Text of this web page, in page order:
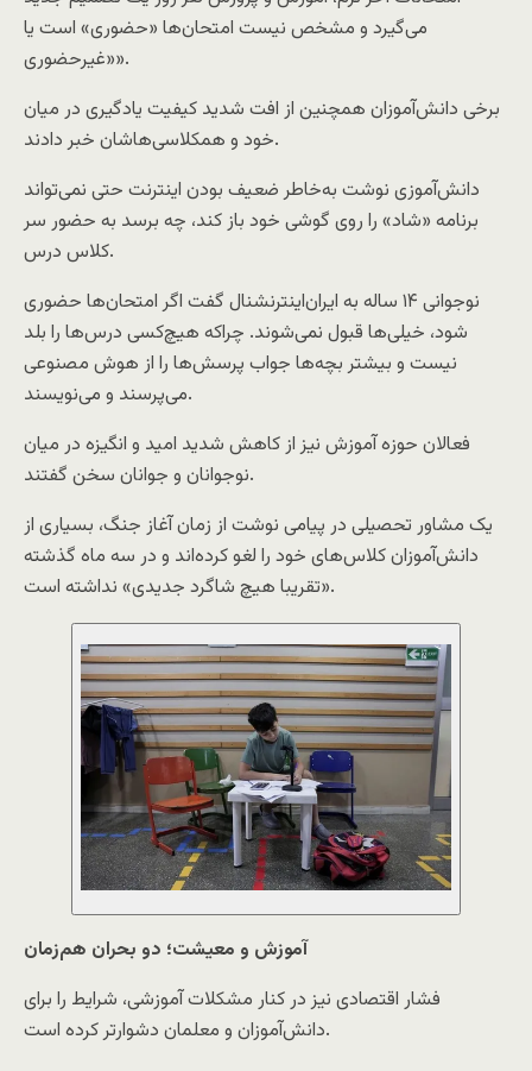
می‌گیرد و مشخص نیست امتحان‌ها «حضوری» است یا
«غیرحضوری».
برخی دانش‌آموزان همچنین از افت شدید کیفیت یادگیری در میان
خود و همکلاسی‌هاشان خبر دادند.
دانش‌آموزی نوشت به‌خاطر ضعیف بودن اینترنت حتی نمی‌تواند
برنامه «شاد» را روی گوشی خود باز کند، چه برسد به حضور سر
کلاس درس.
نوجوانی ۱۴ ساله به ایران‌اینترنشنال گفت اگر امتحان‌ها حضوری
شود، خیلی‌ها قبول نمی‌شوند. چراکه هیچ‌کسی درس‌ها را بلد
نیست و بیشتر بچه‌ها جواب پرسش‌ها را از هوش مصنوعی
می‌پرسند و می‌نویسند.
فعالان حوزه آموزش نیز از کاهش شدید امید و انگیزه در میان
نوجوانان و جوانان سخن گفتند.
یک مشاور تحصیلی در پیامی نوشت از زمان آغاز جنگ، بسیاری از
دانش‌آموزان کلاس‌های خود را لغو کرده‌اند و در سه ماه گذشته
«تقریبا هیچ شاگرد جدیدی» نداشته است.
آموزش و معیشت؛ دو بحران هم‌زمان
فشار اقتصادی نیز در کنار مشکلات آموزشی، شرایط را برای
دانش‌آموزان و معلمان دشوارتر کرده است.